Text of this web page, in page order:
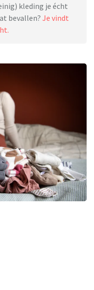
kleding je écht
bevallen? Je vindt